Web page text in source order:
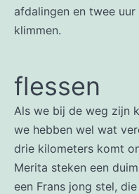
afdalingen en twee
klimmen.
flessen
Als we bij de weg zijn
we hebben wel wat
drie kilometers komt
Merita steken een
een Frans jong stel,